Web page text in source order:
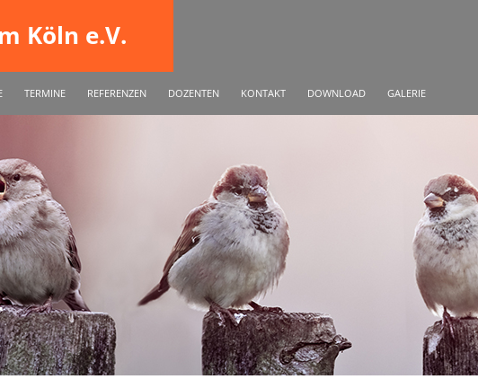
Köln e.V.
TERMINE REFERENZEN DOZENTEN KONTAKT DOWNLOAD GALERIE